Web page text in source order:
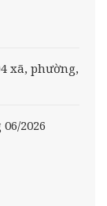
xã, phường,
2026